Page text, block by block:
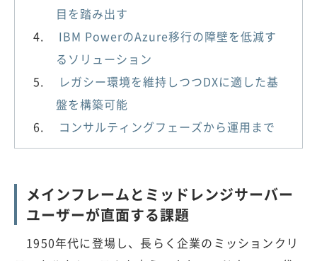
目を踏み出す
IBM PowerのAzure移行の障壁を低減す
るソリューション
レガシー環境を維持しつつDXに適した基
盤を構築可能
コンサルティングフェーズから運用まで
メインフレームとミッドレンジサーバー
ユーザーが直面する課題
1950年代に登場し、長らく企業のミッションクリ